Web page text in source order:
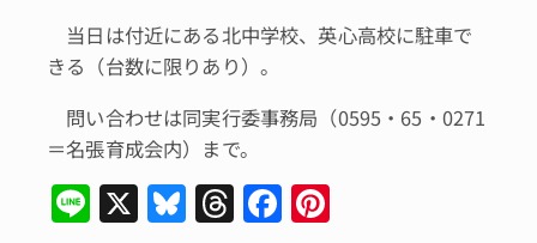
当日は付近にある北中学校、英心高校に駐車で
きる（台数に限りあり）。
問い合わせは同実行委事務局（0595・65・0271
＝名張育成会内）まで。
Li X Bl T F